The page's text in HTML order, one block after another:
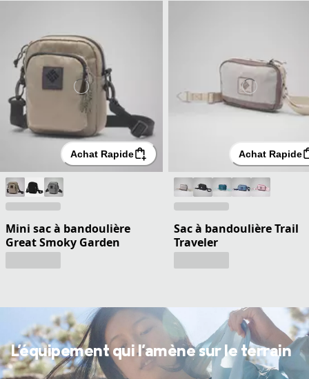
Achat Rapide
Mini sac à bandoulière
Great Smoky Garden
Achat Rapide
Sac à bandoulière Trail
Traveler
L'équipement qui l'amène sur le terrain